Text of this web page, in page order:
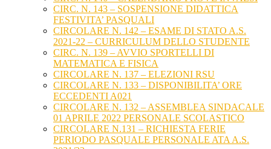
CIRC. N. 143 – SOSPENSIONE DIDATTICA
FESTIVITA’ PASQUALI
CIRCOLARE N. 142 – ESAME DI STATO A.S.
2021-22 – CURRICULUM DELLO STUDENTE
CIRC. N. 139 – AVVIO SPORTELLI DI
MATEMATICA E FISICA
CIRCOLARE N. 137 – ELEZIONI RSU
CIRCOLARE N. 133 – DISPONIBILITA’ ORE
ECCEDENTI A021
CIRCOLARE N. 132 – ASSEMBLEA SINDACALE
01 APRILE 2022 PERSONALE SCOLASTICO
CIRCOLARE N.131 – RICHIESTA FERIE
PERIODO PASQUALE PERSONALE ATA A.S.